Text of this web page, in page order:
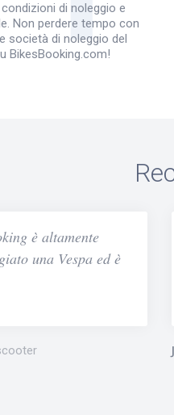
di noleggio e
Non perdere tempo con
società di noleggio del
BikesBooking.com!
è altamente
una Vespa ed è